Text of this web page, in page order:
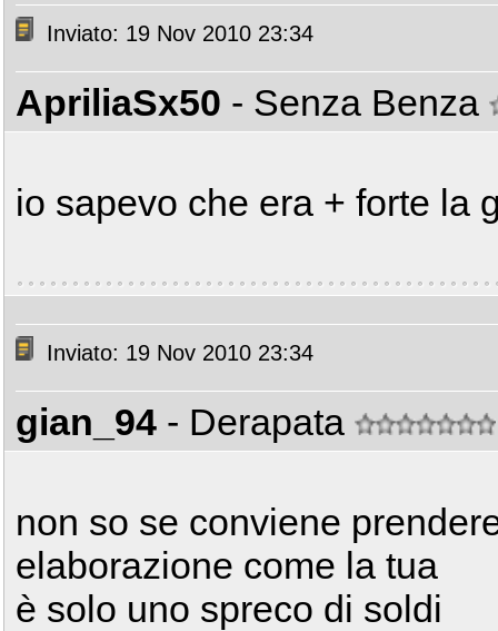
Inviato: 19 Nov 2010 23:34
ApriliaSx50 - Senza Benza
io sapevo che era + forte la
Inviato: 19 Nov 2010 23:34
gian_94 - Derapata
non so se conviene
elaborazione come la tua
è solo uno spreco di soldi